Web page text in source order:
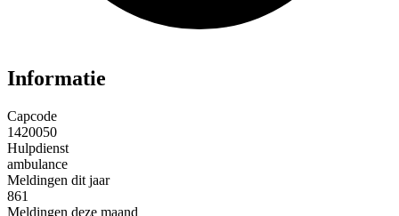
Informatie
Capcode
1420050
Hulpdienst
ambulance
Meldingen dit jaar
861
Meldingen deze maand